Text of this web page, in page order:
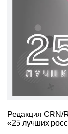
Редакция CRN/
«25 лучших